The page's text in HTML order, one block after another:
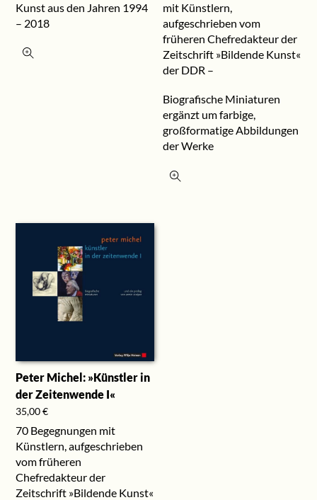
Kunst aus den Jahren 1994
– 2018
mit Künstlern,
aufgeschrieben vom
früheren Chefredakteur der
Zeitschrift »Bildende Kunst«
der DDR –
Biografische Miniaturen
ergänzt um farbige,
großformatige Abbildungen
der Werke
Peter Michel: »Künstler in
der Zeitenwende I«
35,00€
70 Begegnungen mit
Künstlern, aufgeschrieben
vom früheren
Chefredakteur der
Zeitschrift »Bildende Kunst«